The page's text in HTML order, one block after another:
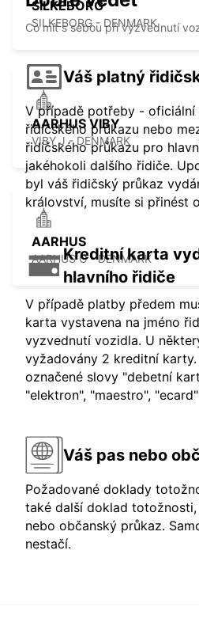
SILKEBORG
SILKEBORG - DENMARK
AARHUS VIBY
VIBY J - DENMARK
AARHUS
AARHUS C - DENMARK
Co mít s sebou při vyzvednutí
Váš platný
V případě potřeby - oficiální
řidičského průkazu nebo
řidičského průkazu pro
jakéhokoli dalšího řidiče.
byl váš řidičský průkaz
království, musíte si přinést
Kreditní karta
hlavního řidiče
V případě platby předem
karta vystavena na jméno
vyzvednutí vozidla. U
vyžadovány 2 kreditní
označené slovy "debetní
"elektron", "maestro",
Váš pas nebo
Požadované doklady
také další doklad
nebo občanský průkaz.
nestačí.